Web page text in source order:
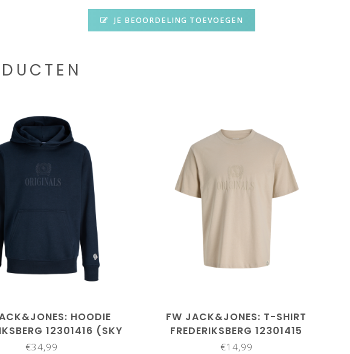
JE BEOORDELING TOEVOEGEN
HOODIE
12301416 (SKY
CAPTAIN)
€34,99
FW JACK&JONES: T-SHIRT
FREDERIKSBERG 12301415
(FEATHER GRAY)
€14,99